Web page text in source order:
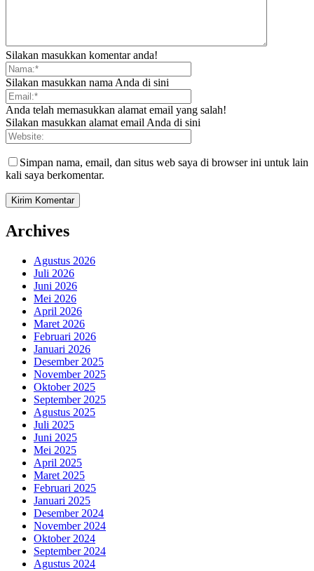
Silakan masukkan komentar anda!
Silakan masukkan nama Anda di sini
Anda telah memasukkan alamat email yang salah!
Silakan masukkan alamat email Anda di sini
Simpan nama, email, dan situs web saya di browser ini untuk lain
kali saya berkomentar.
Archives
Agustus 2026
Juli 2026
Juni 2026
Mei 2026
April 2026
Maret 2026
Februari 2026
Januari 2026
Desember 2025
November 2025
Oktober 2025
September 2025
Agustus 2025
Juli 2025
Juni 2025
Mei 2025
April 2025
Maret 2025
Februari 2025
Januari 2025
Desember 2024
November 2024
Oktober 2024
September 2024
Agustus 2024